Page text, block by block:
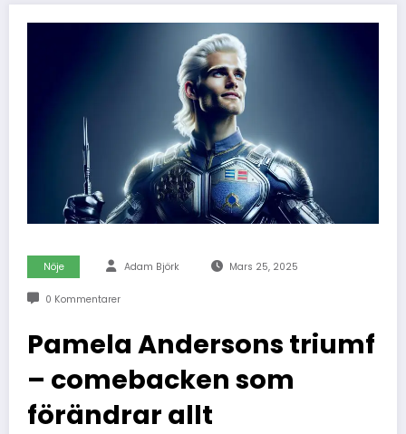
Nöje Adam Björk Mars 25, 2025
0 Kommentarer
Pamela Andersons triumf
– comebacken som
förändrar allt